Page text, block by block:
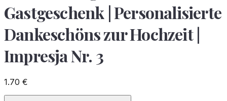
Gastgeschenk | Personalisierte
Dankeschöns zur Hochzeit |
Impresja Nr. 3
1.70 €